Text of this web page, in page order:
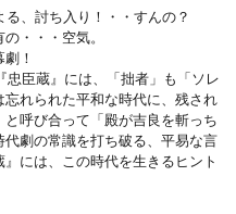
、討ち入り！・・すんの？
・・・空気。
！
忠臣蔵』には、「拙者」も「ソレ
れられた平和な時代に、残され
呼び合って「殿が吉良を斬っち
劇の常識を打ち破る、平易な言
には、この時代を生きるヒント